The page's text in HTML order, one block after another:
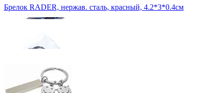
Брелок RADER, нержав. сталь, красный, 4.2*3*0.4см